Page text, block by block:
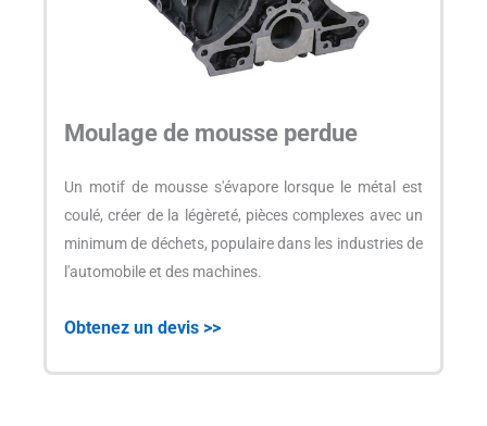
Moulage de mousse perdue
Un motif de mousse s'évapore lorsque le métal est
coulé, créer de la légèreté, pièces complexes avec un
minimum de déchets, populaire dans les industries de
l'automobile et des machines.
Obtenez un devis >>